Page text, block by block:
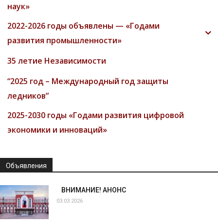
наук»
2022-2026 годы объявлены — «Годами
развития промышленности»
35 летие Независимости
“2025 год – Международный год защиты
ледников”
2025-2030 годы «Годами развития цифровой
экономики и инноваций»
Объявления
ВНИМАНИЕ! АНОНС
03.03.2026